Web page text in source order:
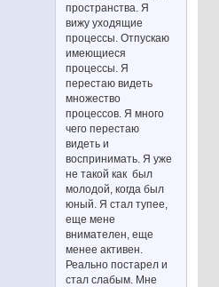
пространства. Я
вижу уходящие
процессы. Отпускаю
имеющиеся
процессы. Я
перестаю видеть
множество
процессов. Я много
чего перестаю
видеть и
воспринимать. Я уже
не такой как был
молодой, когда был
юный. Я стал тупее,
еще мене
внимателен, еще
менее активен.
Реально постарел и
стал слабым. Мне